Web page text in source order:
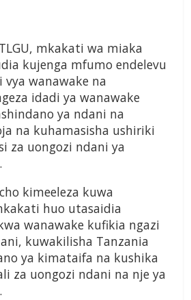
mkakati wa miaka
kujenga mfumo endelevu
wanawake na
idadi ya wanawake
ya ndani na
na kuhamasisha ushiriki
za uongozi ndani ya
kimeeleza kuwa
huo utasaidia
wanawake kufikia ngazi
kuwakilisha Tanzania
ya kimataifa na kushika
za uongozi ndani na nje ya